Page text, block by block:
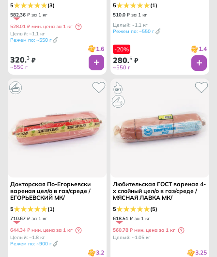
5 (3)
582.36 ₽ за 1 кг
528.01 ₽ мин. цена за 1 кг
Целый: ~1.1 кг
Режем по: ~550 г
1.6
320.3 ₽
~550 г
5 (1)
510.0 ₽ за 1 кг
Целый: ~1.1 кг
Режем по: ~550 г
-20% 1.4
280.5 ₽
~550 г
Докторская По-Егорьевски
вареная цел/о в газ/среде /
ЕГОРЬЕВСКИЙ МК/
5 (1)
710.67 ₽ за 1 кг
644.34 ₽ мин. цена за 1 кг
Целый: ~1.8 кг
Режем по: ~900 г
3.2
Любительская ГОСТ вареная 4-
х слойный цел/о в газ/среде /
МЯСНАЯ ЛАВКА МК/
5 (5)
618.51 ₽ за 1 кг
560.78 ₽ мин. цена за 1 кг
Целый: ~1.05 кг
3.25